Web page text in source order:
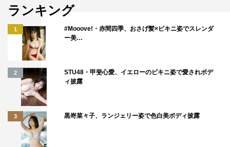
ランキング
1
#Mooove!・赤間四季、おさげ髪×ビキニ姿でスレンダ
ー美…
2
STU48・甲斐心愛、イエローのビキニ姿で愛されボデ
ィ披露
3 黒嵜菜々子、ランジェリー姿で色白美ボディ披露